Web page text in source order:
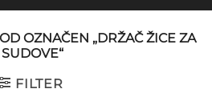
OZNAČEN „DRŽAČ ŽICE ZA
SUDOVE“
FILTER